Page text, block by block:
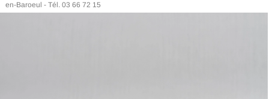
en-Baroeul - Tél. 03 66 72 15